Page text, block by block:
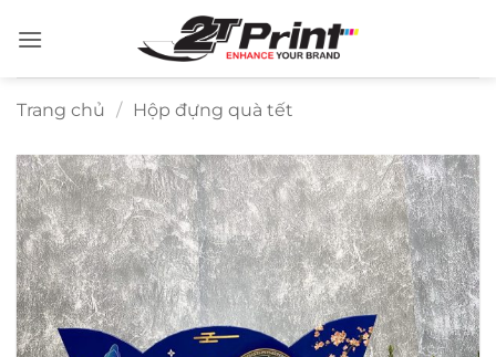
qua
Trang chủ / Hộp đựng quà tết